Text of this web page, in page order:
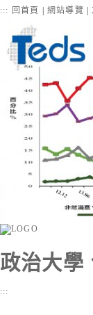
::: 回首頁 網站導覽
政治大學
:::